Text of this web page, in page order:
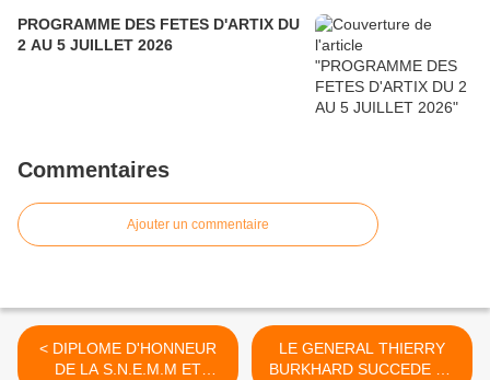
PROGRAMME DES FETES D'ARTIX DU
2 AU 5 JUILLET 2026
Commentaires
Ajouter un commentaire
< DIPLOME D'HONNEUR
DE LA S.N.E.M.M ET
LE GENERAL THIERRY
BURKHARD SUCCEDE AU